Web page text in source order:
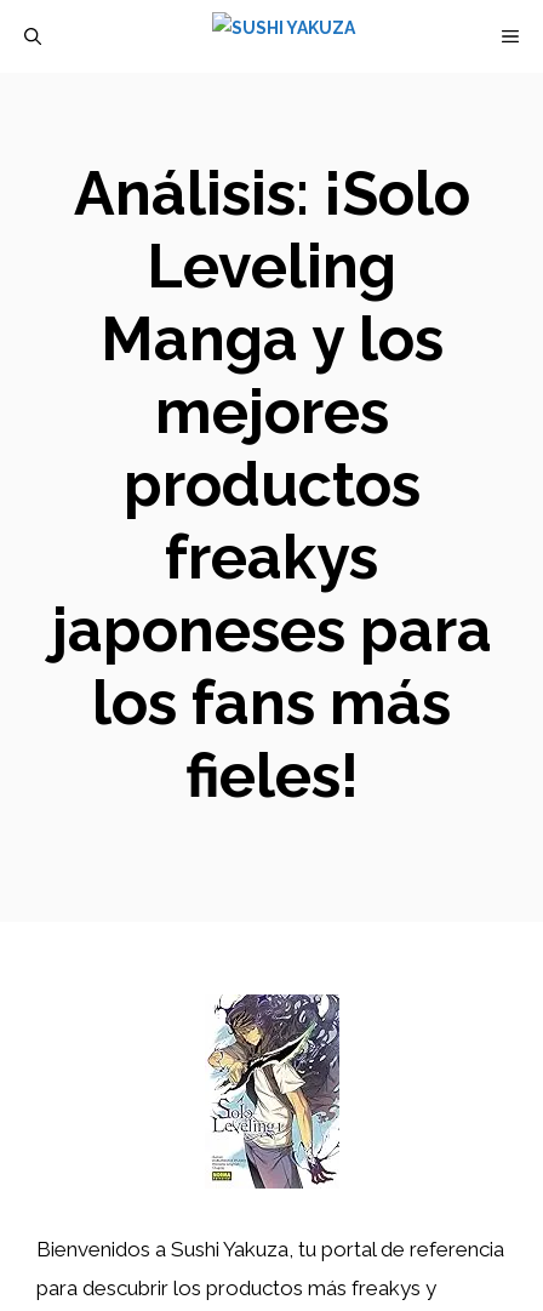
Análisis: ¡Solo
Leveling
Manga y los
mejores
productos
freakys
japoneses para
los fans más
fieles!
Bienvenidos a Sushi Yakuza, tu portal de referencia
para descubrir los productos más freakys y